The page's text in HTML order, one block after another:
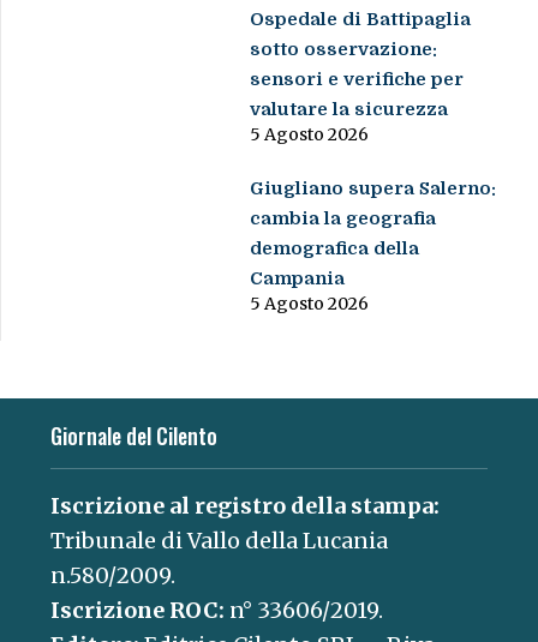
Ospedale di Battipaglia
sotto osservazione:
sensori e verifiche per
valutare la sicurezza
5 Agosto 2026
Giugliano supera Salerno:
cambia la geografia
demografica della
Campania
5 Agosto 2026
Giornale del Cilento
Iscrizione al registro della stampa:
Tribunale di Vallo della Lucania
n.580/2009.
Iscrizione ROC: n° 33606/2019.